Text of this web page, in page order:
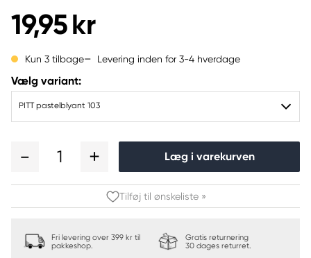
19,95 kr
Kun 3 tilbage Levering inden for 3-4 hverdage
Vælg variant:
PITT pastelblyant 103
1 Læg i varekurven
Tilføj til ønskeliste »
Fri levering over 399 kr til
pakkeshop.
Gratis returnering
30 dages returret.